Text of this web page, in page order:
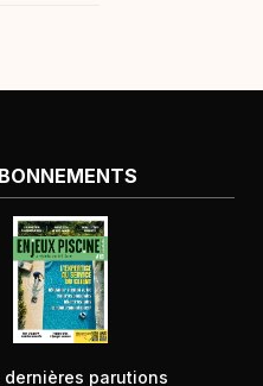
dernières parutions